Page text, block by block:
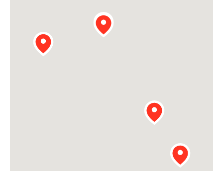
Weerbare gemeenschappen
Voorbereiden op crisis, noodsteunpunten,
ontmoetingsplekken >
Uitdaagrecht, gemeenschapsfondsen, lokale democratie >
Lobbyen, invloed uitoefenen, maatschappelijke impact >